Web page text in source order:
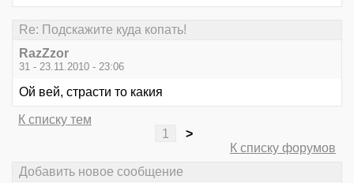
Re: Подскажите куда копать!
RazZzor
31 - 23.11.2010 - 23:06
Ой вей, страсти то какия
К списку тем
1
>
К списку форумов
Добавить новое сообщение